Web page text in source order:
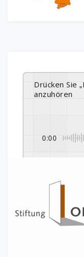
Drücken Sie „Play“, um diesen Inhalt
anzuhören
0:00